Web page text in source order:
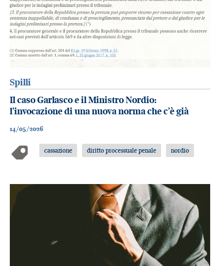
Spilli
Il caso Garlasco e il Ministro Nordio:
l’invocazione di una nuova norma che c’è già
14/05/2026
cassazione diritto processuale penale nordio